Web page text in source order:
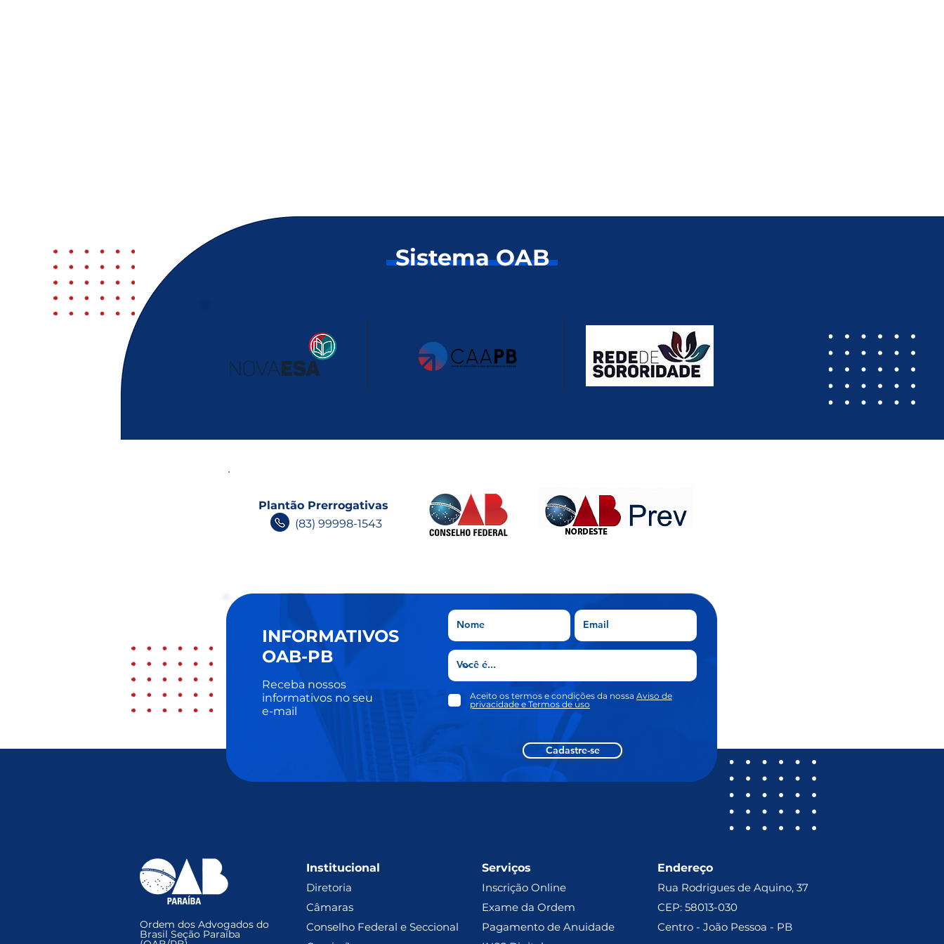
Sistema OAB
(83) 99998-1543
Plantão Prerrogativas
Ordem dos Advogados do
Brasil Seção Paraíba
Institucional
Diretoria
Câmaras
Conselho Federal e Seccional
Serviços
Inscrição Online
Exame da Ordem
Pagamento de Anuidade
Endereço
Rua Rodrigues de Aquino, 37
CEP: 58013-030
Centro - João Pessoa - PB
INFORMATIVOS
OAB-PB
Receba nossos
informativos no seu
e-mail
Aceito os termos e condições da nossa Aviso de
privacidade e Termos de uso
Cadastre-se